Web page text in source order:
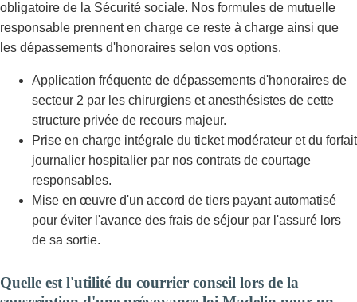
obligatoire de la Sécurité sociale. Nos formules de mutuelle
responsable prennent en charge ce reste à charge ainsi que
les dépassements d'honoraires selon vos options.
Application fréquente de dépassements d'honoraires de
secteur 2 par les chirurgiens et anesthésistes de cette
structure privée de recours majeur.
Prise en charge intégrale du ticket modérateur et du forfait
journalier hospitalier par nos contrats de courtage
responsables.
Mise en œuvre d'un accord de tiers payant automatisé
pour éviter l'avance des frais de séjour par l'assuré lors
de sa sortie.
Quelle est l'utilité du courrier conseil lors de la